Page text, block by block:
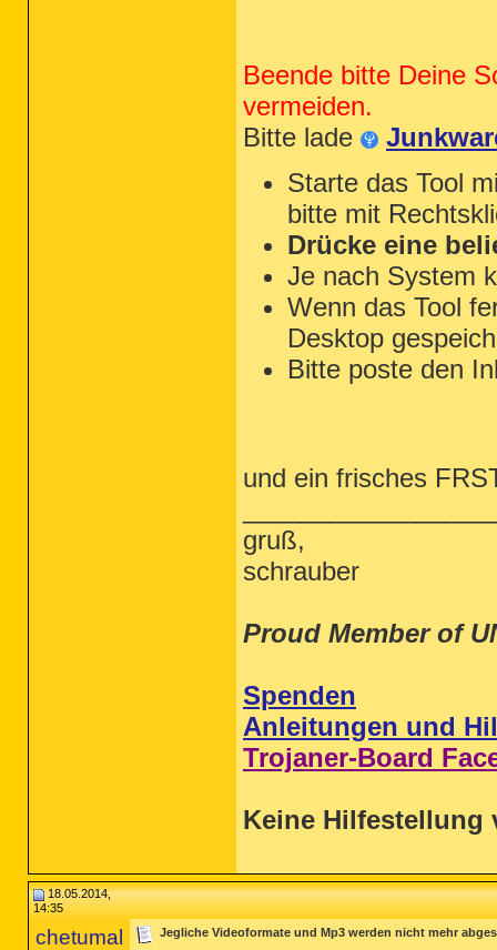
Beende bitte Deine
vermeiden.
Bitte lade
Starte das Tool
bitte mit
Drücke eine
Je nach System
Wenn das Tool
Desktop
Bitte poste den
und ein frisches
gruß,
schrauber
Proud Member of
Spenden
Anleitungen und
Trojaner-Board
Keine Hilfestellung
18.05.2014,
14:35
chetumal Jegliche Videoformate und Mp3 werden nicht mehr